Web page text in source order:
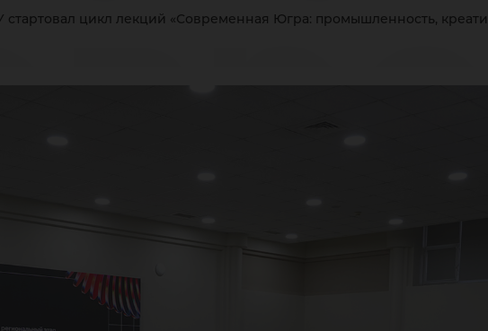
стартовал цикл лекций «Современная Югра: промышленность,